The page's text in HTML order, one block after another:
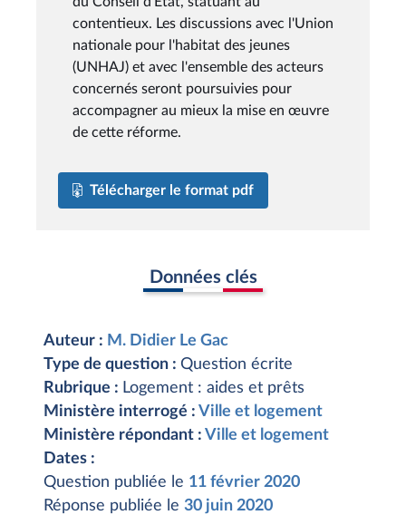
contentieux. Les discussions avec l'Union
nationale pour l'habitat des jeunes
(UNHAJ) et avec l'ensemble des acteurs
concernés seront poursuivies pour
accompagner au mieux la mise en œuvre
de cette réforme.
Télécharger le format pdf
Données clés
Auteur : M. Didier Le Gac
Type de question : Question écrite
Rubrique : Logement : aides et prêts
Ministère interrogé : Ville et logement
Ministère répondant : Ville et logement
Dates :
Question publiée le 11 février 2020
Réponse publiée le 30 juin 2020